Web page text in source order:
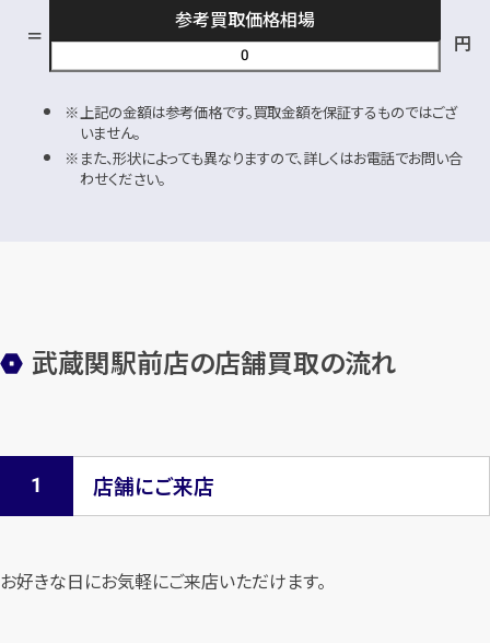
参考買取価格相場
円
上記の金額は参考価格です。買取金額を保証するものではござ
いません。
また、形状によっても異なりますので、詳しくはお電話でお問い合
わせください。
武蔵関駅前店の店舗買取の流れ
店舗にご来店
お好きな日にお気軽にご来店いただけます。